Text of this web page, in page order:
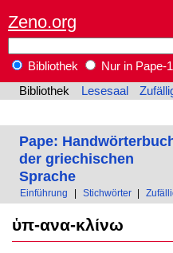
Zeno.org
Bibliothek
Nur in Pape-
Bibliothek
Lesesaal
Pape:
der griechischen
Sprache
Einführung Stichwörter
ὑπ-ανα-κλίνω